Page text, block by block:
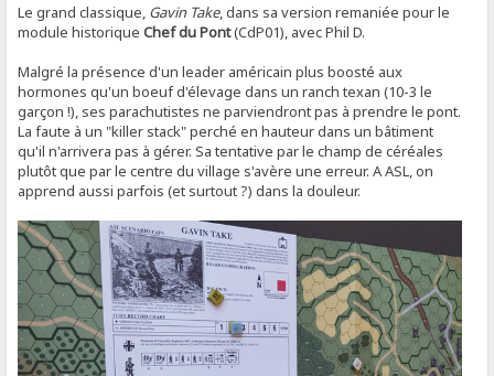
Le grand classique, Gavin Take, dans sa version remaniée pour le
module historiqueChef du Pont(CdP01), avec Phil D.
Malgré la présence d'un leader américain plus boosté aux
hormones qu'un boeuf d'élevage dans un ranch texan (10-3 le
garçon !), ses parachutistes ne parviendront pas à prendre le pont.
La faute à un "killer stack" perché en hauteur dans un bâtiment
qu'il n'arrivera pas à gérer. Sa tentative par le champ de céréales
plutôt que par le centre du village s'avère une erreur. A ASL, on
apprend aussi parfois (et surtout ?) dans la douleur.